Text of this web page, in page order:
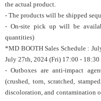
the actual product.
- The products will be shipped
- On-site pick up will be
quantities)
*MD BOOTH Sales Schedule :
July 27th, 2024 (Fri) 17:00 - 18:30
- Outboxes are anti-impact
(crushed, torn, scratched,
discoloration, and contamination